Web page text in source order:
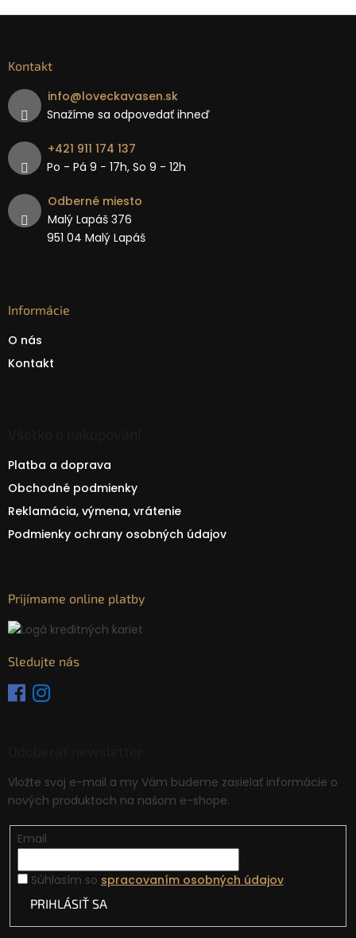
Kontakt
info@loveckavasen.sk
Snažíme sa odpovedať ihneď
+421 911 174 137
Po - Pá 9 − 17h, So 9 - 12h
Odberné miesto
Malý Lapáš 376
951 04 Malý Lapáš
Informácie
O nás
Kontakt
Platba a doprava
Obchodné podmienky
Reklamácia, výmena, vrátenie
Podmienky ochrany osobných údajov
Prijímame online platby
Sledujte nás
Vložte svoj e-mail a my Vám budeme zasielať informácie o
nových produktoch na našom e-shope.
Email
Súhlasím so spracovaním osobných údajov.
PRIHLÁSIŤ SA